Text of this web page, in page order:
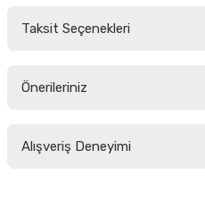
Taksit Seçenekleri
Önerileriniz
yetersiz gördüğünüz noktaları
Alışveriş Deneyimi